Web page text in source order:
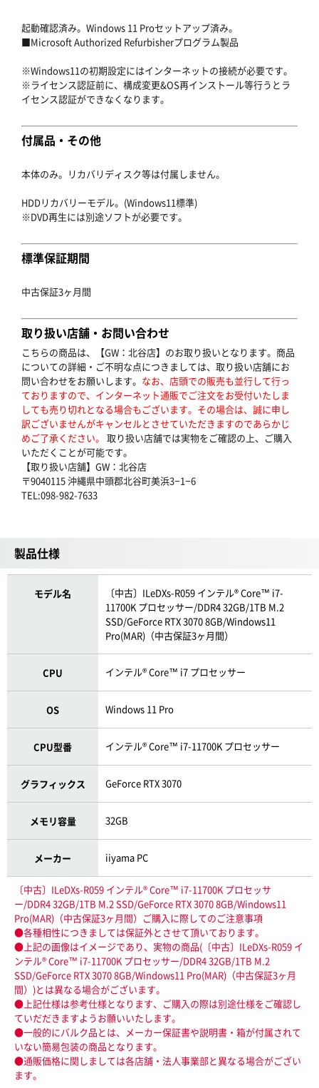
起動確認済み。Windows 11 Proセットアップ済み。
■Microsoft Authorized Refurbisherプログラム製品
※Windows11の初期設定にはインターネットの接続が必要です。
※ライセンス認証前に、構成変更&OS再インストール等行うとラ
イセンス認証ができなくなります。
付属品・その他
本体のみ。リカバリディスク等は付属しません。
HDDリカバリーモデル。(Windows11標準)
※DVD再生には別途ソフトが必要です。
標準保証期間
中古保証3ヶ月間
取り扱い店舗・お問い合わせ
こちらの商品は、【GW：北谷店】のお取り扱いとなります。商品
についての詳細・ご不明な点につきましては、取り扱い店舗にお
問い合わせをお願いします。 なお、店頭での販売も並行して行っ
ておりますので、インターネット通販でご注文をお受付いたしま
しても売り切れとなる場合もございます。その場合は、誠に申し
訳ございませんがキャンセルとさせていただきますのであらかじ
めご了承ください。 取り扱い店舗では実物をご確認の上、ご購入
いただくことが可能です。
【取り扱い店舗】GW：北谷店
〒9040115 沖縄県中頭郡北谷町美浜3−1−6
TEL:098-982-7633
製品仕様
モデル名
〔中古〕ILeDXs-R059 インテル® Core™ i7-
11700K プロセッサー/DDR4 32GB/1TB M.2
SSD/GeForce RTX 3070 8GB/Windows11
Pro(MAR)（中古保証3ヶ月間）
CPU インテル® Core™ i7 プロセッサー
OS Windows 11 Pro
CPU型番 インテル® Core™ i7-11700K プロセッサー
グラフィックス GeForce RTX 3070
メモリ容量 32GB
メーカー iiyama PC
〔中古〕ILeDXs-R059 インテル® Core™ i7-11700K プロセッサ
ー/DDR4 32GB/1TB M.2 SSD/GeForce RTX 3070 8GB/Windows11
Pro(MAR)（中古保証3ヶ月間）ご購入に際してのご注意事項
●各種相性につきましては保証外とさせて頂いております。
●上記の画像はイメージであり、実物の商品(〔中古〕ILeDXs-R059 イ
ンテル® Core™ i7-11700K プロセッサー/DDR4 32GB/1TB M.2
SSD/GeForce RTX 3070 8GB/Windows11 Pro(MAR)（中古保証3ヶ月
間）)とは異なる場合がございます。
●上記仕様は参考仕様となります、ご購入の際は別途仕様をご確認し
ていだだきますようお願いいたします。
●一般的にバルク品とは、メーカー保証書や説明書・箱が付属されて
いない簡易包装の商品となります。
●通販価格に関しましては各店舗・法人事業部と異なる場合がござい
ます。